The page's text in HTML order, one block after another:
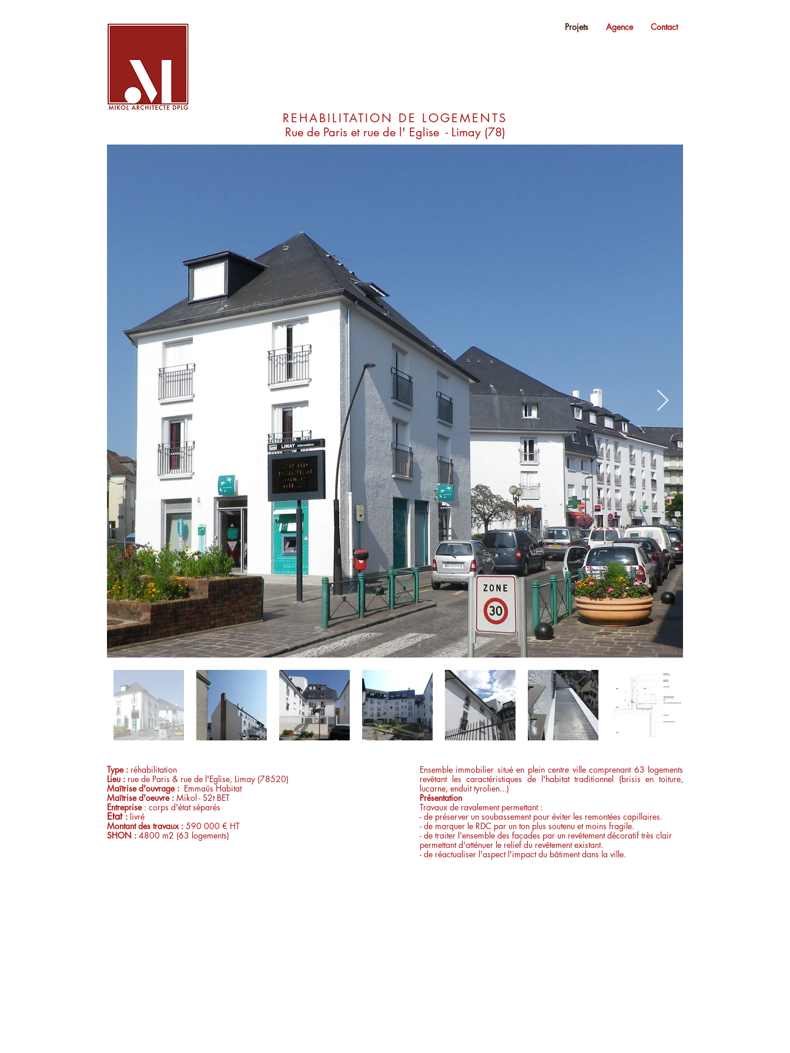
Projets Agence Contact
REHABILITATION DE LOGEMENTS
Rue de Paris et rue de l' Eglise - Limay (78)
Type : réhabilitation
Lieu : rue de Paris & rue de l'Eglise, Limay (78520)
Maîtrise d'ouvrage: Emmaüs Habitat
Maîtrise d'oeuvre : Mikol - S2t BET
Entreprise : corps d'état séparés
Etat: livré
Montant des travaux : 590 000 € HT
SHON : 4800 m2 (63 logements)
Ensemble immobilier situé en plein centre ville comprenant 63 logements
revêtant les caractéristiques de l'habitat traditionnel (brisis en toiture,
lucarne, enduit tyrolien...)
Présentation
Travaux de ravalement permettant :
- de préserver un soubassement pour éviter les remontées capillaires.
- de marquer le RDC par un ton plus soutenu et moins fragile.
- de traiter l'ensemble des façades par un revêtement décoratif très clair
permettant d'atténuer le relief du revêtement existant.
- de réactualiser l'aspect l'impact du bâtiment dans la ville.